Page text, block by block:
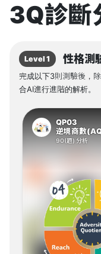
3Q診斷
Level 1 性格測
完成以下3則測驗後，
合AI進行進階的解析。
QP03
逆境商數
90(題) 分析